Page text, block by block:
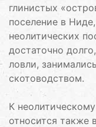
глинистых
поселение в
неолитических
достаточно
ловли,
скотоводством.
К
относится также